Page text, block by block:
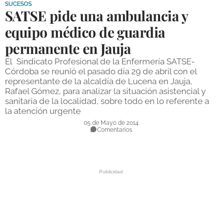
DEPORTES
COMPETICIONES
DEPORTE BASE
OPINIÓN
VENTANA CIUDADANA
SUCESOS
SATSE pide una ambulancia y
equipo médico de guardia
permanente en Jauja
El Sindicato Profesional de la Enfermería SATSE-
Córdoba se reunió el pasado día 29 de abril con el
representante de la alcaldía de Lucena en Jauja,
Rafael Gómez, para analizar la situación asistencial y
sanitaria de la localidad, sobre todo en lo referente a
la atención urgente
05 de Mayo de 2014
Comentarios